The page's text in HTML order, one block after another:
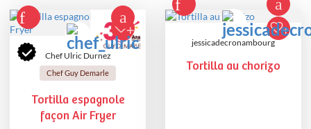
Chef Ulric Durnez
Chef Guy Demarle
Tortilla espagnole
façon Air Fryer
jessicadecronambourg
Tortilla au chorizo